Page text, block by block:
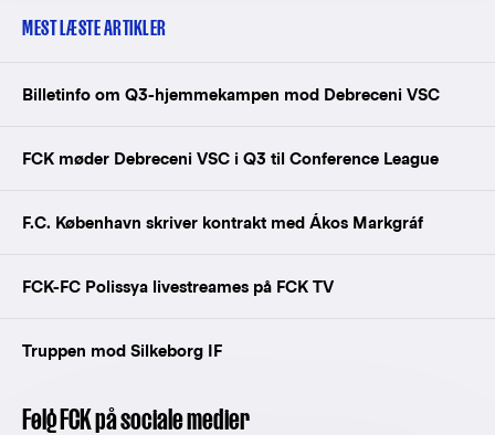
MEST LÆSTE ARTIKLER
Billetinfo om Q3-hjemmekampen mod Debreceni VSC
FCK møder Debreceni VSC i Q3 til Conference League
F.C. København skriver kontrakt med Ákos Markgráf
FCK-FC Polissya livestreames på FCK TV
Truppen mod Silkeborg IF
Følg FCK på sociale medier